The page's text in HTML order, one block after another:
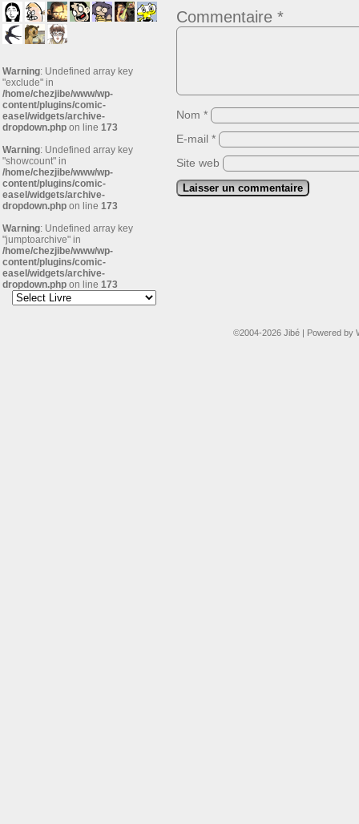
Warning: Undefined array key
"exclude" in
/home/chezjibe/www/wp-
content/plugins/comic-
easel/widgets/archive-
dropdown.php on line 173
Warning: Undefined array key
"showcount" in
/home/chezjibe/www/wp-
content/plugins/comic-
easel/widgets/archive-
dropdown.php on line 173
Warning: Undefined array key
"jumptoarchive" in
/home/chezjibe/www/wp-
content/plugins/comic-
easel/widgets/archive-
dropdown.php on line 173
Commentaire *
Nom *
E-mail *
Site web
©2004-2026 Jibé | Powered by